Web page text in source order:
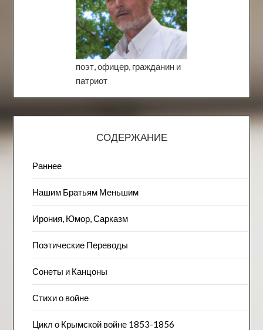
поэт, офицер, гражданин и
патриот
СОДЕРЖАНИЕ
Раннее
Нашим Братьям Меньшим
Ирония, Юмор, Сарказм
Поэтические Переводы
Сонеты и Канцоны
Стихи о войне
Цикл о Крымской войне 1853-1856